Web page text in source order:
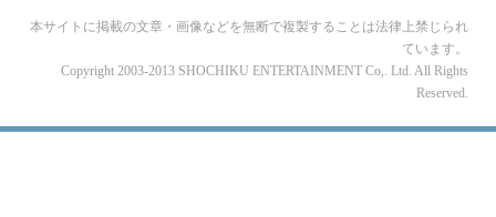
本サイトに掲載の文章・画像などを無断で複製することは法律上禁じられ
ています。
Copyright 2003-2013 SHOCHIKU ENTERTAINMENT Co,. Ltd. All Rights
Reserved.